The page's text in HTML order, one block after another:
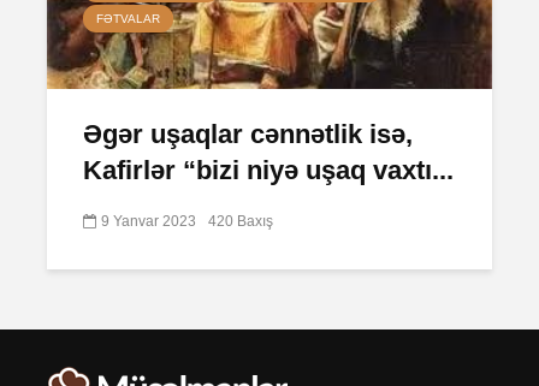
FƏTVALAR
Əgər uşaqlar cənnətlik isə,
Kafirlər “bizi niyə uşaq vaxtı...
9 Yanvar 2023 420 Baxış